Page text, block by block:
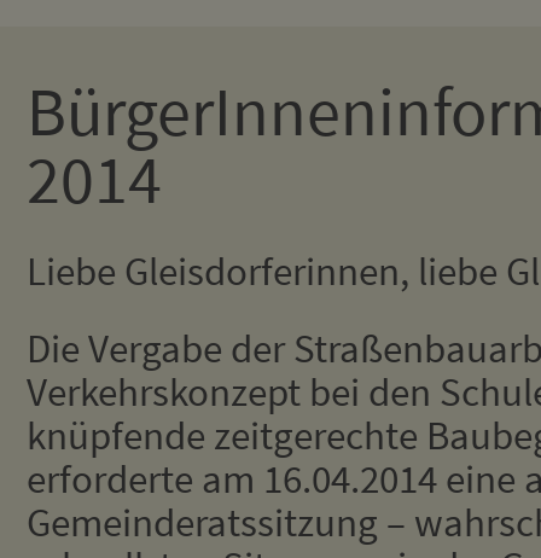
2014
Liebe Gleisdorferinnen, liebe
Die Vergabe der
Verkehrskonzept bei den
knüpfende zeitgerechte
erforderte am 16.04.2014 eine
Gemeinderatssitzung –